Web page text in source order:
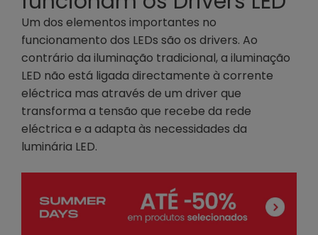
Um dos elementos importantes no
funcionamento dos LEDs são os drivers. Ao
contrário da iluminação tradicional, a iluminação
LED não está ligada directamente à corrente
eléctrica mas através de um driver que
transforma a tensão que recebe da rede
eléctrica e a adapta às necessidades da
luminária LED.